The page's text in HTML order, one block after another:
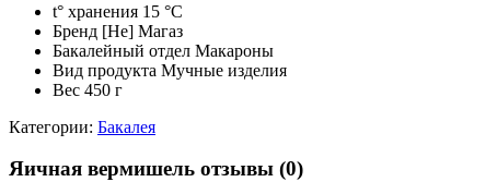
t° хранения 15 °C
Бренд [Не] Магаз
Бакалейный отдел Макароны
Вид продукта Мучные изделия
Вес 450 г
Категории: Бакалея
Яичная вермишель отзывы (0)